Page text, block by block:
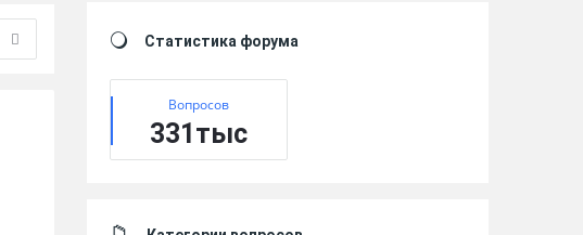
Статистика форума
Вопросов
331тыс